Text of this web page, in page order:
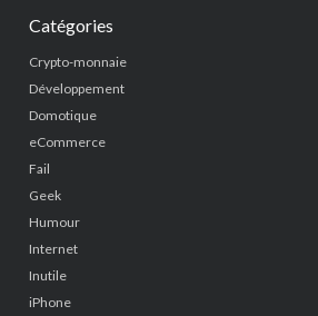
Catégories
Crypto-monnaie
Développement
Domotique
eCommerce
Fail
Geek
Humour
Internet
Inutile
iPhone